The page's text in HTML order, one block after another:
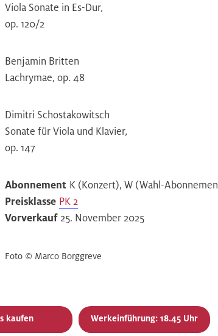
Viola Sonate in Es-Dur,
op. 120/2
Benjamin Britten
Lachrymae, op. 48
Dimitri Schostakowitsch
Sonate für Viola und Klavier,
op. 147
Abonnement K (Konzert), W (Wahl-
Preisklasse PK 2
Vorverkauf25. November 2025
Foto © Marco Borggreve
kaufen Werkeinführung: 18.45 Uhr